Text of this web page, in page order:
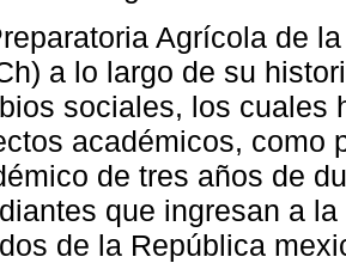
Agrícola de
a lo largo de su
sociales, los cuales
académicos, como
de tres años de
que ingresan a
de la República